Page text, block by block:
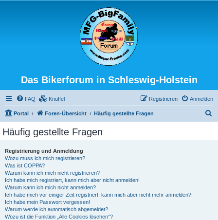
Das Bikerforum in Schleswig-Holstein
FAQ Knuffel Anmelden
Registrieren
Portal Foren-Übersicht Häufig gestellte Fragen
Häufig gestellte Fragen
Registrierung und Anmeldung
Wozu muss ich mich registrieren?
Was ist COPPA?
Warum kann ich mich nicht registrieren?
Ich habe mich registriert, kann mich aber nicht anmelden!
Warum kann ich mich nicht anmelden?
Ich habe mich vor einiger Zeit registriert, kann mich aber nicht mehr anmelden?!
Ich habe mein Passwort vergessen!
Warum werde ich automatisch abgemeldet?
Wozu ist die Funktion „Alle Cookies löschen“?